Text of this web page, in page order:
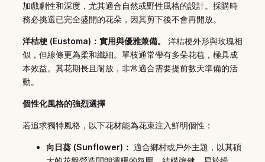
加戲劇性和深度，尤其適合自然或野性風格的設計。採購時
務必挑選已完全盛開的花朵，因其剪下後不會再開放。
洋桔梗 (Eustoma)：實用與優雅兼備。
洋桔梗外形與玫瑰相
似，但線條更為柔和纖細。單枝通常帶有多朵花苞，極具成
本效益。其花期長且耐放，非常適合需要提前數天準備的活
動。
個性化風格的強烈選擇
若追求獨特風格，以下花材能為花束注入鮮明個性：
向日葵 (Sunflower)： 適合鄉村或戶外主題，以其碩